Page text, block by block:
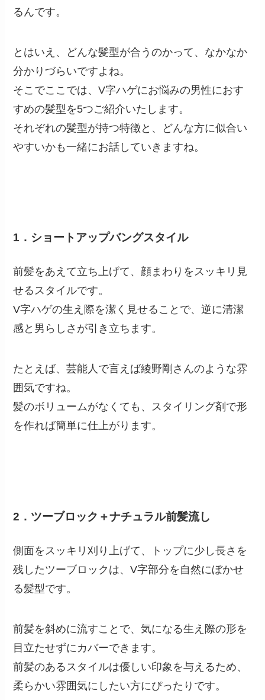
るんです。
とはいえ、どんな髪型が合うのかって、なかなか
分かりづらいですよね。
そこでここでは、V字ハゲにお悩みの男性におす
すめの髪型を5つご紹介いたします。
それぞれの髪型が持つ特徴と、どんな方に似合い
やすいかも一緒にお話していきますね。
1．ショートアップバングスタイル
前髪をあえて立ち上げて、顔まわりをスッキリ見
せるスタイルです。
V字ハゲの生え際を潔く見せることで、逆に清潔
感と男らしさが引き立ちます。
たとえば、芸能人で言えば綾野剛さんのような雰
囲気ですね。
髪のボリュームがなくても、スタイリング剤で形
を作れば簡単に仕上がります。
2．ツーブロック＋ナチュラル前髪流し
側面をスッキリ刈り上げて、トップに少し長さを
残したツーブロックは、V字部分を自然にぼかせ
る髪型です。
前髪を斜めに流すことで、気になる生え際の形を
目立たせずにカバーできます。
前髪のあるスタイルは優しい印象を与えるため、
柔らかい雰囲気にしたい方にぴったりです。